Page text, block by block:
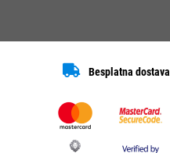
Besplatna dostava